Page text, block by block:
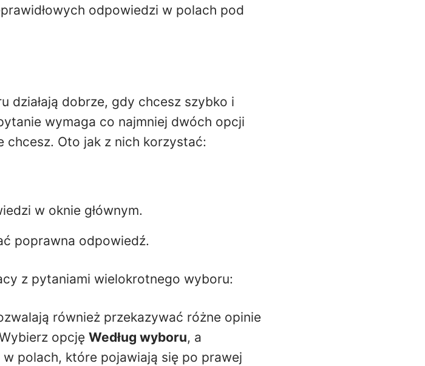
odpowiedzi w polach pod
działają dobrze, gdy chcesz szybko i
wymaga co najmniej dwóch opcji
chcesz. Oto jak z nich korzystać:
w oknie głównym.
poprawna odpowiedź.
z pytaniami wielokrotnego wyboru:
również przekazywać różne opinie
opcję Według wyboru, a
polach, które pojawiają się po prawej